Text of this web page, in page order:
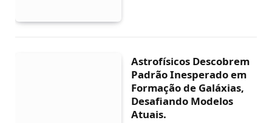
Astrofísicos Descobrem
Padrão Inesperado em
Formação de Galáxias,
Desafiando Modelos
Atuais.